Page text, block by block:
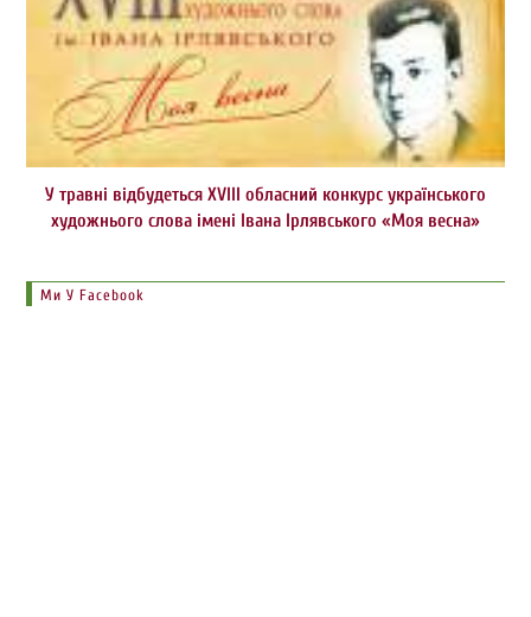
У травні відбудеться ХVІІІ обласний конкурс українського
художнього слова імені Івана Ірлявського «Моя весна»
Ми У Facebook